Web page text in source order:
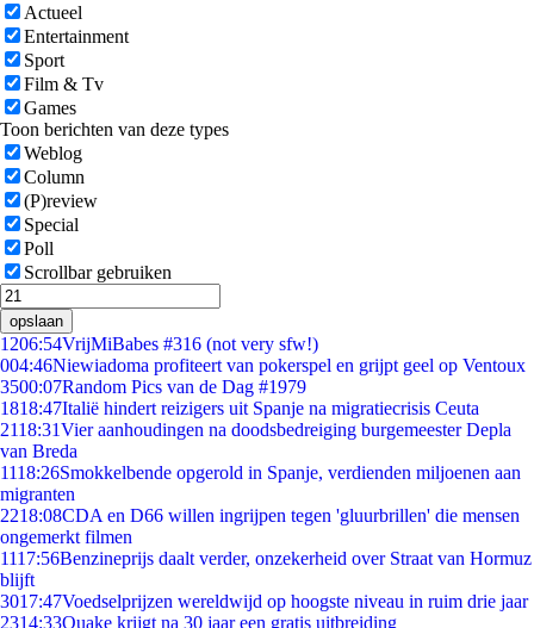
Actueel
Entertainment
Sport
Film & Tv
Games
Toon berichten van deze types
Weblog
Column
(P)review
Special
Poll
Scrollbar gebruiken
opslaan
1206:54VrijMiBabes #316 (not very sfw!)
004:46Niewiadoma profiteert van pokerspel en grijpt geel op Ventoux
3500:07Random Pics van de Dag #1979
1818:47Italië hindert reizigers uit Spanje na migratiecrisis Ceuta
2118:31Vier aanhoudingen na doodsbedreiging burgemeester Depla
van Breda
1118:26Smokkelbende opgerold in Spanje, verdienden miljoenen aan
migranten
2218:08CDA en D66 willen ingrijpen tegen 'gluurbrillen' die mensen
ongemerkt filmen
1117:56Benzineprijs daalt verder, onzekerheid over Straat van Hormuz
blijft
3017:47Voedselprijzen wereldwijd op hoogste niveau in ruim drie jaar
2314:33Quake krijgt na 30 jaar een gratis uitbreiding